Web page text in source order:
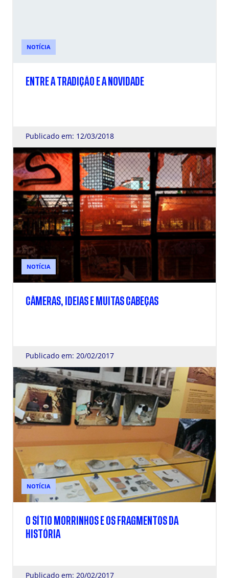
NOTÍCIA
ENTRE A TRADIÇÃO E A NOVIDADE
Publicado em: 12/03/2018
NOTÍCIA
CÂMERAS, IDEIAS E MUITAS CABEÇAS
Publicado em: 20/02/2017
NOTÍCIA
O SÍTIO MORRINHOS E OS FRAGMENTOS DA
HISTÓRIA
Publicado em: 20/02/2017